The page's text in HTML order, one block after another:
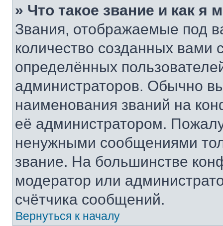
» Что такое звание и как я
Звания, отображаемые под
количество созданных
определённых
администраторов. Обычно
наименования званий на
её администратором.
ненужными сообщениями
звание. На большинстве
модератор или
счётчика сообщений.
Вернуться к началу